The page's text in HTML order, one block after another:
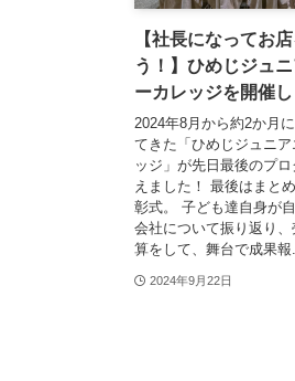
【社長になってお
う！】ひめじジュ
ーカレッジを開催し
2024年8月から約2か月
てきた「ひめじジュニ
ッジ」が先日最後のプ
えました！ 最後はまと
彰式。 子ども達自身が
会社について振り返り
算をして、舞台で成果報
2024年9月22日